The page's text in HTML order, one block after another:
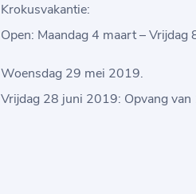
Krokusvakantie:
Open: Maandag 4 maart –
Woensdag 29 mei 2019.
Vrijdag 28 juni 2019: Opvang